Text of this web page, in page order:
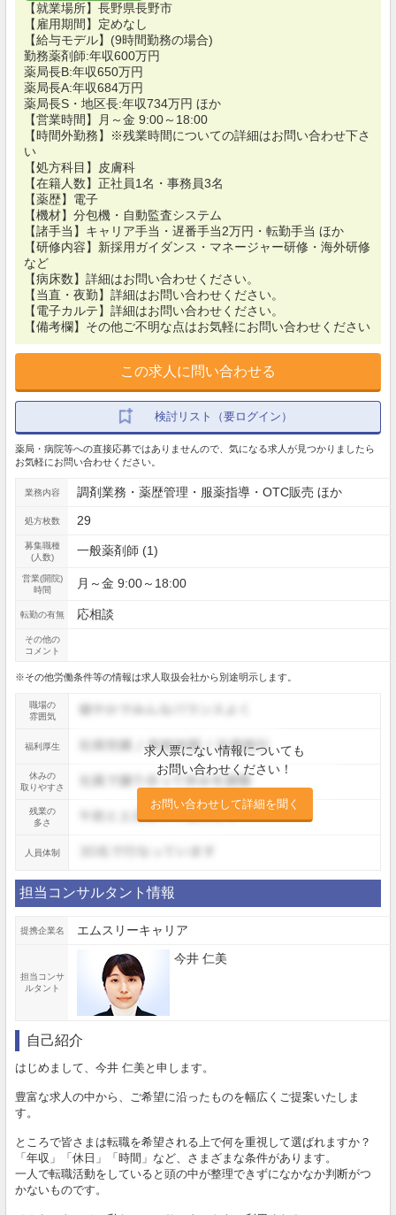
【就業場所】長野県長野市
【雇用期間】定めなし
【給与モデル】(9時間勤務の場合)
勤務薬剤師:年収600万円
薬局長B:年収650万円
薬局長A:年収684万円
薬局長S・地区長:年収734万円 ほか
【営業時間】月～金 9:00～18:00
【時間外勤務】※残業時間についての詳細はお問い合わせ下さ
い
【処方科目】皮膚科
【在籍人数】正社員1名・事務員3名
【薬歴】電子
【機材】分包機・自動監査システム
【諸手当】キャリア手当・遅番手当2万円・転勤手当 ほか
【研修内容】新採用ガイダンス・マネージャー研修・海外研修
など
【病床数】詳細はお問い合わせください。
【当直・夜勤】詳細はお問い合わせください。
【電子カルテ】詳細はお問い合わせください。
【備考欄】その他ご不明な点はお気軽にお問い合わせください
この求人に問い合わせる
検討リスト（要ログイン）
薬局・病院等への直接応募ではありませんので、気になる求人が見つかりましたら
お気軽にお問い合わせください。
業務内容 調剤業務・薬歴管理・服薬指導・OTC販売 ほか
処方枚数 29
募集職種
(人数)
一般薬剤師 (1)
営業(開院)
時間
月～金 9:00～18:00
転勤の有無 応相談
その他の
コメント
※その他労働条件等の情報は求人取扱会社から別途明示します。
職場の
雰囲気
求人票にない情報についても
お問い合わせください！
お問い合わせして詳細を聞く
福利厚生
休みの
取りやすさ
残業の
多さ
人員体制
担当コンサルタント情報
提携企業名 エムスリーキャリア
担当コンサ
ルタント
今井 仁美
自己紹介
はじめまして、今井 仁美と申します。
豊富な求人の中から、ご希望に沿ったものを幅広くご提案いたしま
す。
ところで皆さまは転職を希望される上で何を重視して選ばれますか？
「年収」「休日」「時間」など、さまざまな条件があります。
一人で転職活動をしていると頭の中が整理できずになかなか判断がつ
かないものです。